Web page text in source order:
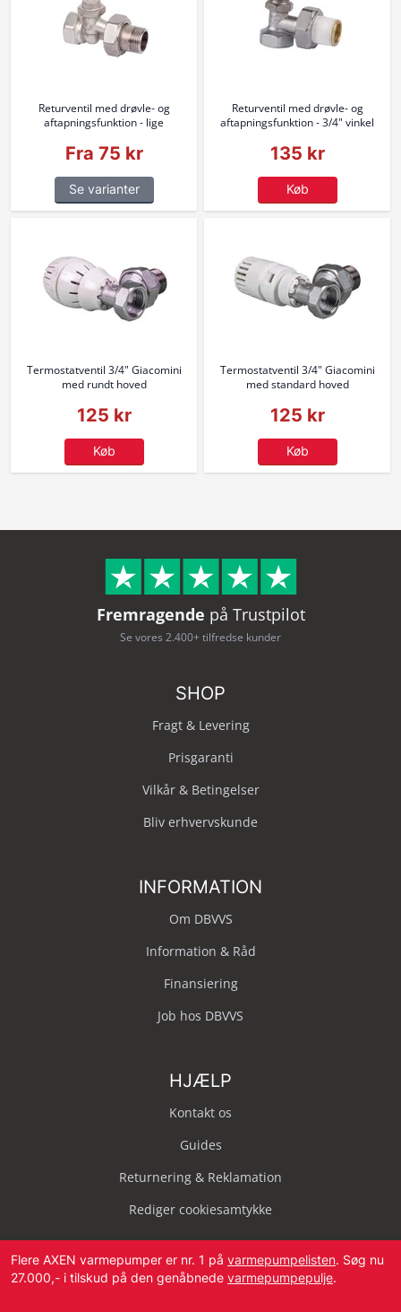
Returventil med drøvle- og
aftapningsfunktion - lige
Fra 75 kr
Se varianter
Returventil med drøvle- og
aftapningsfunktion - 3/4" vinkel
135 kr
Køb
Termostatventil 3/4" Giacomini
med rundt hoved
125 kr
Køb
Termostatventil 3/4" Giacomini
med standard hoved
125 kr
Køb
Fremragende på Trustpilot
Se vores 2.400+ tilfredse kunder
SHOP
Fragt & Levering
Prisgaranti
Vilkår & Betingelser
Bliv erhvervskunde
INFORMATION
Om DBVVS
Information & Råd
Finansiering
Job hos DBVVS
HJÆLP
Kontakt os
Guides
Returnering & Reklamation
Rediger cookiesamtykke
Flere AXEN varmepumper er nr. 1 på varmepumpelisten. Søg nu
27.000,- i tilskud på den genåbnede varmepumpepulje.